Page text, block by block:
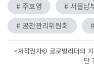
# 주호영 # 서울남
# 공천관리위원회
<저작권자© 글로벌리더의
단